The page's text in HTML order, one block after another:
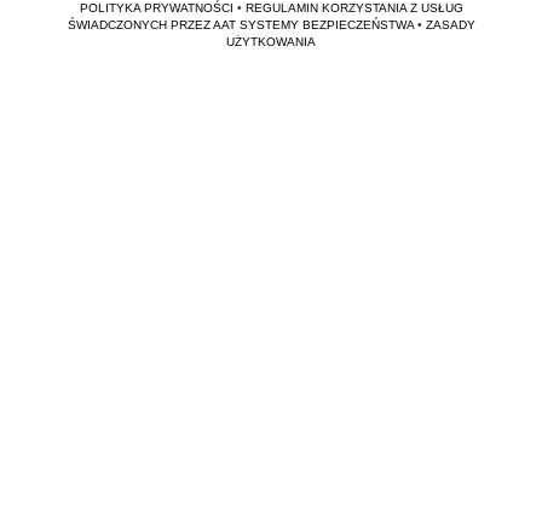
POLITYKA PRYWATNOŚCI • REGULAMIN KORZYSTANIA Z USŁUG
ŚWIADCZONYCH PRZEZ AAT SYSTEMY BEZPIECZEŃSTWA• ZASADY
UŻYTKOWANIA